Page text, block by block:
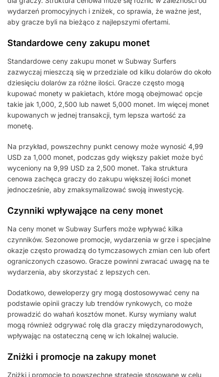
wydarzeń promocyjnych i zniżek, co sprawia, że ważne jest,
aby gracze byli na bieżąco z najlepszymi ofertami.
Standardowe ceny zakupu monet
Standardowe ceny zakupu monet w Subway Surfers
zazwyczaj mieszczą się w przedziale od kilku dolarów do około
dziesięciu dolarów za różne ilości. Gracze często mogą
kupować monety w pakietach, które mogą obejmować opcje
takie jak 1,000, 2,500 lub nawet 5,000 monet. Im więcej monet
kupowanych w jednej transakcji, tym lepsza wartość za
monetę.
Na przykład, powszechny punkt cenowy może wynosić 4,99
USD za 1,000 monet, podczas gdy większy pakiet może być
wyceniony na 9,99 USD za 2,500 monet. Taka struktura
cenowa zachęca graczy do zakupu większej ilości monet
jednocześnie, aby zmaksymalizować swoją inwestycję.
Czynniki wpływające na ceny monet
Na ceny monet w Subway Surfers może wpływać kilka
czynników. Sezonowe promocje, wydarzenia w grze i specjalne
okazje często prowadzą do tymczasowych zmian cen lub ofert
ograniczonych czasowo. Gracze powinni zwracać uwagę na te
wydarzenia, aby skorzystać z lepszych cen.
Dodatkowo, deweloperzy gry mogą dostosowywać ceny na
podstawie opinii graczy lub trendów rynkowych, co może
prowadzić do wahań kosztów monet. Kursy wymiany walut
mogą również odgrywać rolę dla graczy międzynarodowych,
wpływając na ostateczną cenę w ich lokalnej walucie.
Zniżki i promocje na zakupy monet
Zniżki i promocje to powszechne strategie stosowane w celu